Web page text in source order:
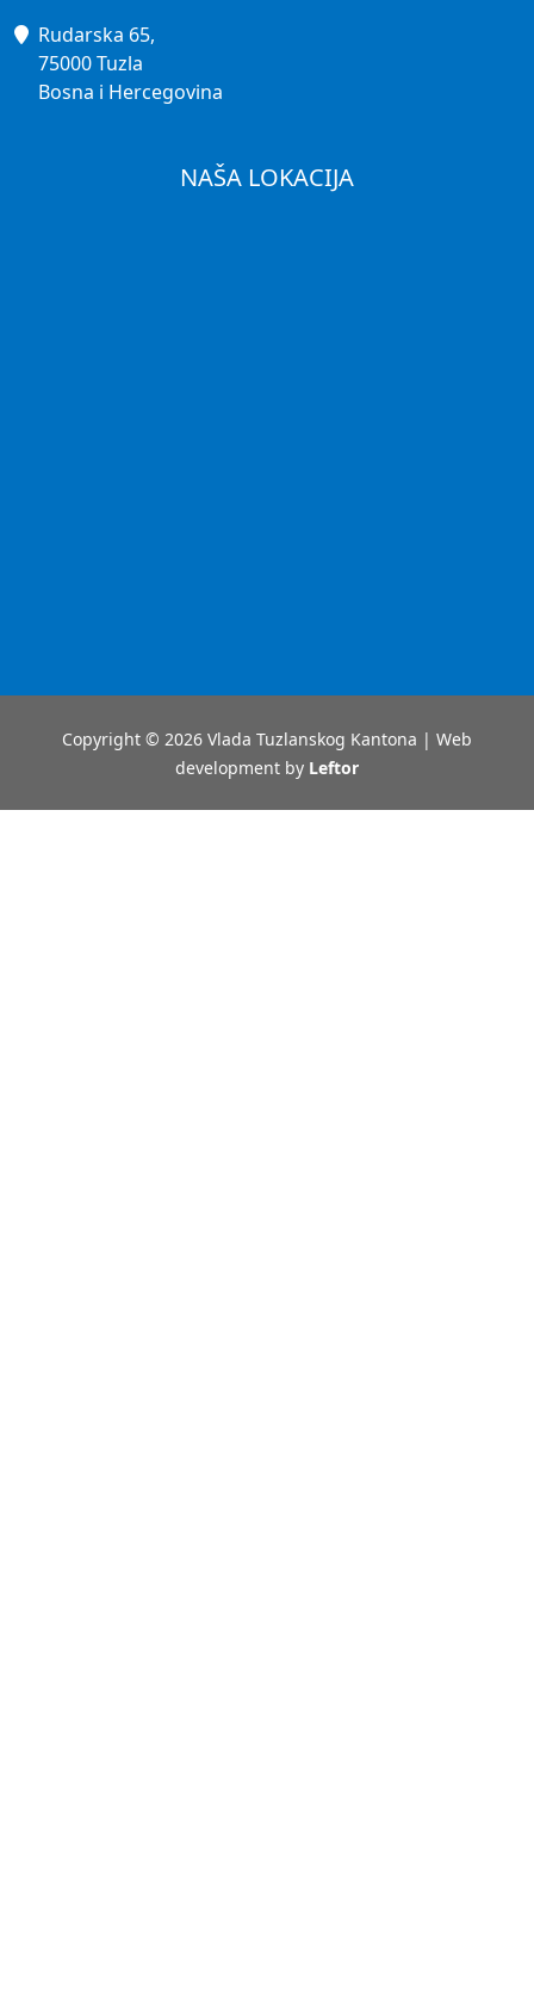
Rudarska 65,
75000 Tuzla
Bosna i Hercegovina
NAŠA LOKACIJA
Copyright © 2026 Vlada Tuzlanskog Kantona | Web
development by Leftor